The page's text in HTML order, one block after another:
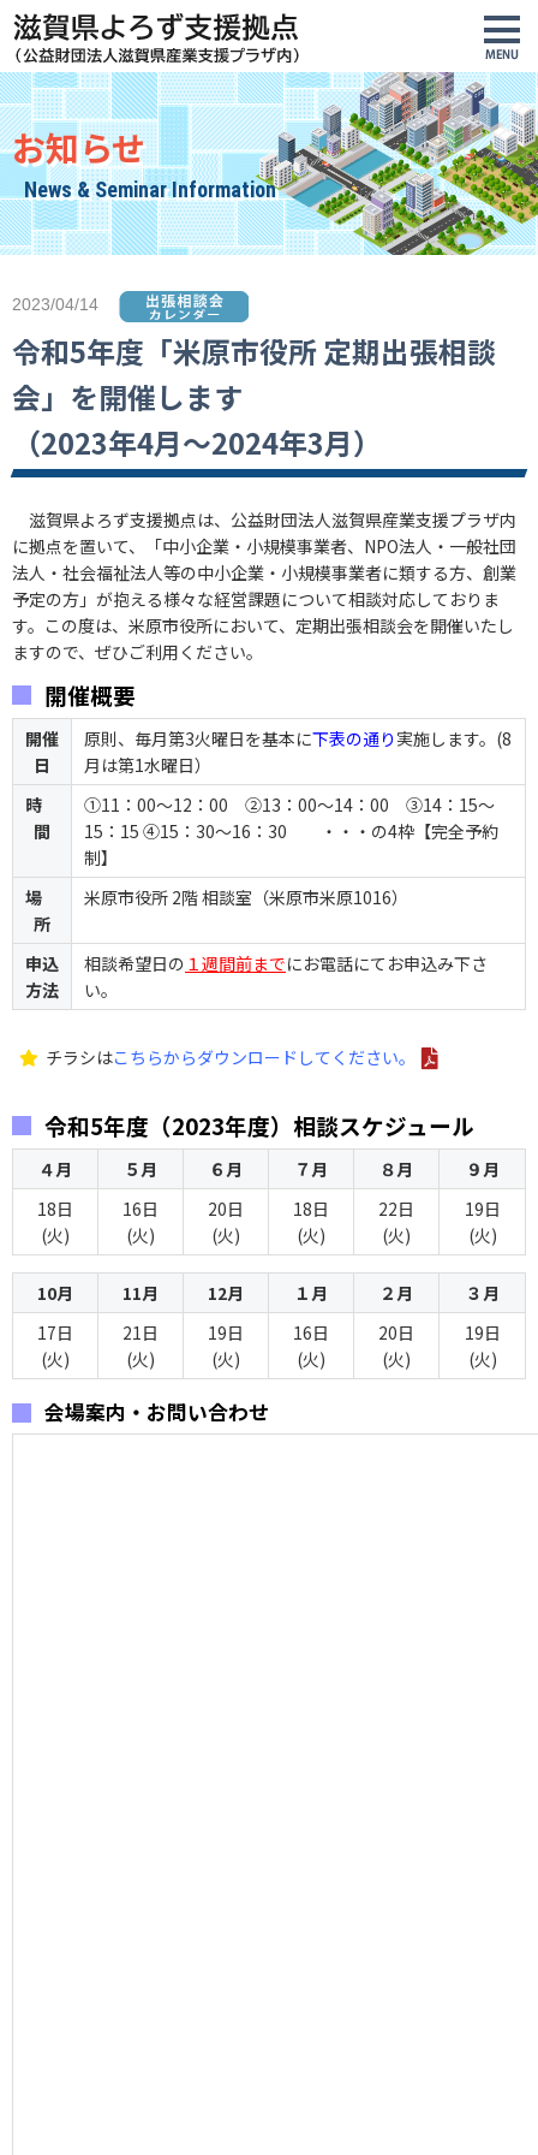
お知らせ
News & Seminar Information
2023/04/14
令和5年度「米原市役所 定期出張相談
会」を開催します
（2023年4月～2024年3月）
滋賀県よろず支援拠点は、公益財団法人滋賀県産業支援プラザ内
に拠点を置いて、「中小企業・小規模事業者、NPO法人・一般社団
法人・社会福祉法人等の中小企業・小規模事業者に類する方、創業
予定の方」が抱える様々な経営課題について相談対応しておりま
す。この度は、米原市役所において、定期出張相談会を開催いたし
ますので、ぜひご利用ください。
開催概要
開催
日
原則、毎月第3火曜日を基本に下表の通り実施します。(8
月は第1水曜日）
時
間
①11：00～12：00 ②13：00～14：00 ③14：15～
15：15 ④15：30～16：30 ・・・の4枠【完全予約
制】
場
所
米原市役所 2階 相談室（米原市米原1016）
申込
方法
相談希望日の １週間前までにお電話にてお申込み下さ
い。
チラシはこちらからダウンロードしてください。
令和5年度（2023年度）相談スケジュール
４月 ５月 ６月 ７月 ８月
９月
18日
(火)
16日
(火)
20日
(火)
18日
(火)
22日
(火)
19日
(火)
10月 11月 12月 １月 ２月
３月
17日
(火)
21日
(火)
19日
(火)
16日
(火)
20日
(火)
19日
(火)
会場案内・お問い合わせ